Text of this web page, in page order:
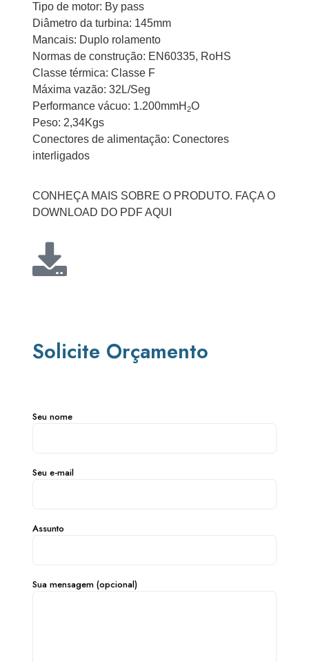
Tipo de motor: By pass
Diâmetro da turbina: 145mm
Mancais: Duplo rolamento
Normas de construção: EN60335, RoHS
Classe térmica: Classe F
Máxima vazão: 32L/Seg
Performance vácuo: 1.200mmH 2O
Peso: 2,34Kgs
Conectores de alimentação: Conectores
interligados
CONHEÇA MAIS SOBRE O PRODUTO. FAÇA O
DOWNLOAD DO PDF AQUI
Solicite Orçamento
Seu nome
Seu e-mail
Assunto
Sua mensagem (opcional)